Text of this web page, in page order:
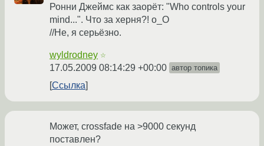
Ронни Джеймс как заорёт: "Who controls your
mind...". Что за херня?! о_О
//Не, я серьёзно.
wyldrodney ☆
17.05.2009 08:14:29 +00:00 автор топика
Ссылка
Может, crossfade на >9000 секунд
поставлен?